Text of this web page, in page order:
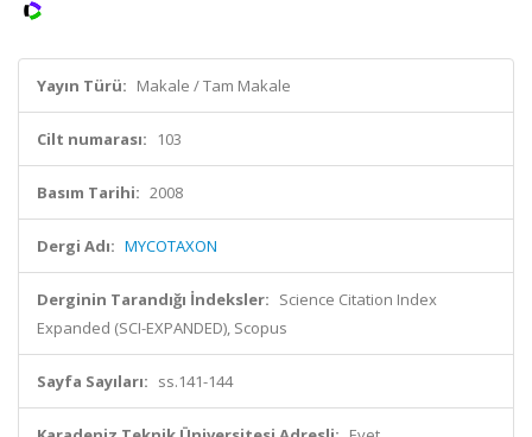
Yayın Türü: Makale / Tam Makale
Cilt numarası: 103
Basım Tarihi: 2008
Dergi Adı: MYCOTAXON
Derginin Tarandığı İndeksler: Science Citation Index
Expanded (SCI-EXPANDED), Scopus
Sayfa Sayıları: ss.141-144